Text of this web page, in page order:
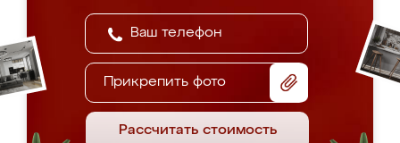
Прикрепить фото
Рассчитать стоимость